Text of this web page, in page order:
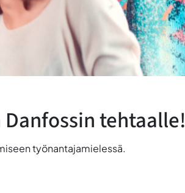
tehtaalle!
työnantajamielessä.